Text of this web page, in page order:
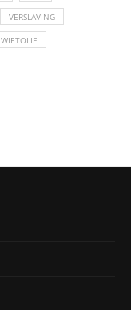
VERSLAVING
WIETOLIE